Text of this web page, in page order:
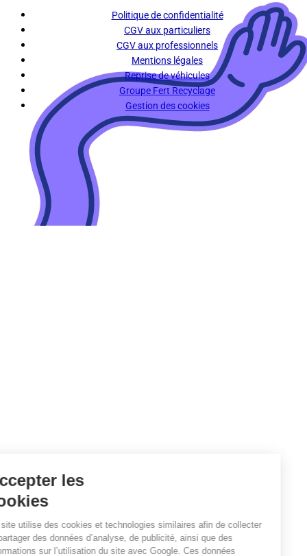
Politique de confidentialité
CGV aux particuliers
CGV aux professionnels
Mentions légales
Reprise de véhicules
Groupe Fert Recyclage
Gestion des cookies